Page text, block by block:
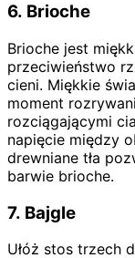
6. Brioche
Brioche jest
przeciwieństwo
cieni. Miękkie
moment
rozciągającymi
napięcie między
drewniane tła
barwie brioche.
7. Bajgle
Ułóż stos trzech